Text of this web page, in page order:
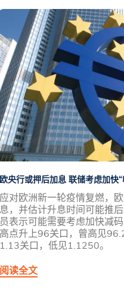
央行或押后加息 联储考虑加快“
对欧洲新一轮疫情复燃，
，并估计升息时间可能推
表示可能需要考虑加快减
点升上96关口，曾高见
关口，低见1.1250。
读全文